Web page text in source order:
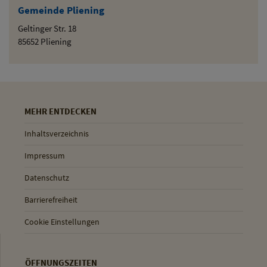
Gemeinde Pliening
Geltinger Str. 18
85652 Pliening
MEHR ENTDECKEN
Inhaltsverzeichnis
Impressum
Datenschutz
Barrierefreiheit
Cookie Einstellungen
ÖFFNUNGSZEITEN